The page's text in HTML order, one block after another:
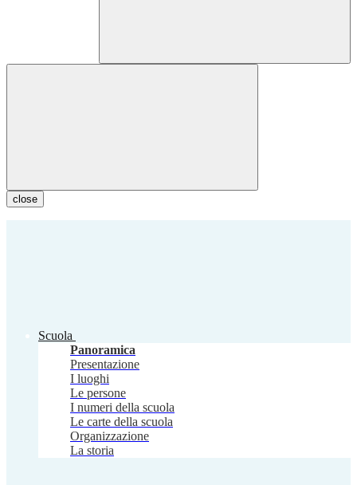
close
Scuola
Panoramica
Presentazione
I luoghi
Le persone
I numeri della scuola
Le carte della scuola
Organizzazione
La storia